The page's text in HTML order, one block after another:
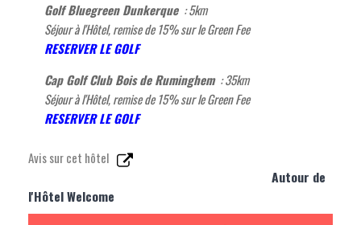
Golf Bluegreen Dunkerque : 5km
Séjour à l'Hôtel, remise de 15% sur le Green Fee
RESERVER LE GOLF
Cap Golf Club Bois de Ruminghem : 35km
Séjour à l'Hôtel, remise de 15% sur le Green Fee
RESERVER LE GOLF
Avis sur cet hôtel
Autour de
l'Hôtel Welcome